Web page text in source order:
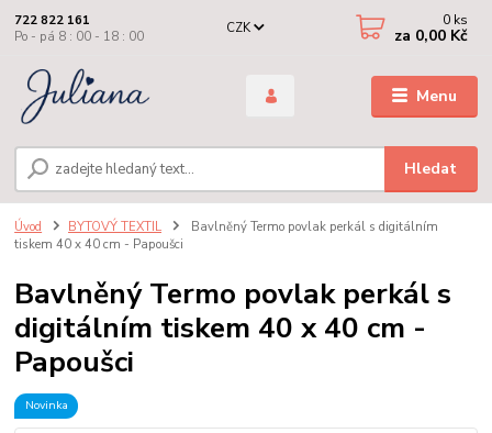
Menu
CZK
Hledat
722 822 161
Po - pá 8 : 00 - 18 : 00
0 ks
za 0,00 Kč
Úvod BYTOVÝ TEXTIL
Bavlněný Termo povlak perkál s digitálním
tiskem 40 x 40 cm - Papoušci
Bavlněný Termo povlak perkál s
digitálním tiskem 40 x 40 cm -
Papoušci
Novinka